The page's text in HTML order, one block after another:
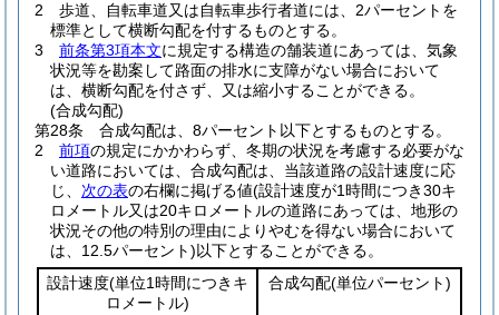
2
歩道、自転車道又は自転車歩行者道には、2パーセントを
標準として横断勾配を付するものとする。
3
前条第3項本文に規定する構造の舗装道にあっては、気象
状況等を勘案して路面の排水に支障がない場合において
は、横断勾配を付さず、又は縮小することができる。
(合成勾配)
第28条
合成勾配は、8パーセント以下とするものとする。
2
前項の規定にかかわらず、冬期の状況を考慮する必要がな
い道路においては、合成勾配は、当該道路の設計速度に応
じ、 次の表の右欄に掲げる値(設計速度が1時間につき30キ
ロメートル又は20キロメートルの道路にあっては、地形の
状況その他の特別の理由によりやむを得ない場合において
は、12.5パーセント)以下とすることができる。
設計速度(単位1時間につきキ
ロメートル)
合成勾配(単位パーセント)